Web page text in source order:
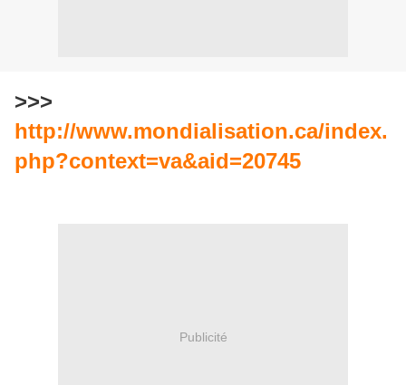
>>>
http://www.mondialisation.ca/index.
php?context=va&aid=20745
Publicité